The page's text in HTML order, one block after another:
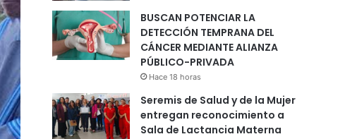
BUSCAN POTENCIAR LA
DETECCIÓN TEMPRANA DEL
CÁNCER MEDIANTE ALIANZA
PÚBLICO-PRIVADA
Hace 18 horas
Seremis de Salud y de la Mujer
entregan reconocimiento a
Sala de Lactancia Materna